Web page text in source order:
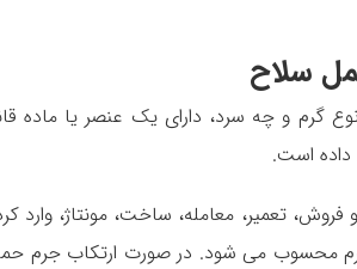
سلاح
داده است.
فروش، تعمیر، معامله، ساخت، مونتاژ،
محسوب می شود. در صورت ارتکاب جرم